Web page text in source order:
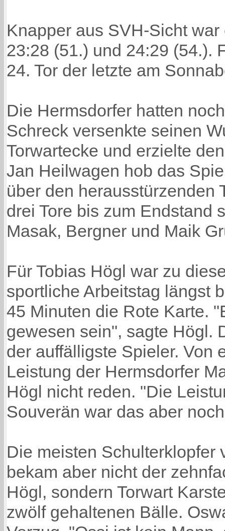
Knapper aus SVH-Sicht
23:28 (51.) und 24:29 (54.).
24. Tor der letzte am
Die Hermsdorfer hatten
Schreck versenkte seinen
Torwartecke und erzielte
Jan Heilwagen hob das
über den herausstürzenden
drei Tore bis zum Endstand
Masak, Bergner und Maik
Für Tobias Högl war zu
sportliche Arbeitstag längst
45 Minuten die Rote Karte.
gewesen sein", sagte Högl.
der auffälligste Spieler. Von
Leistung der Hermsdorfer
Högl nicht reden. "Die
Souverän war das aber
Die meisten Schulterklopfer
bekam aber nicht der
Högl, sondern Torwart
zwölf gehaltenen Bälle.